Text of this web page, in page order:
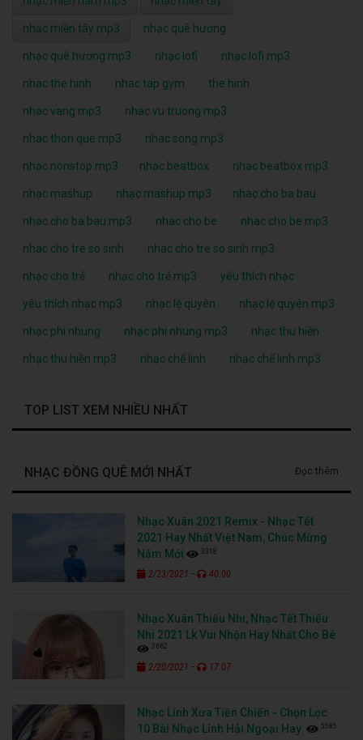
nhạc miền tây mp3 nhạc quê hương
nhạc quê hương mp3 nhạc lofi nhạc lofi mp3
nhac the hinh nhac tap gym the hinh
nhac vang mp3 nhac vu truong mp3
nhac thon que mp3 nhac song mp3
nhac nonstop mp3 nhac beatbox nhac beatbox mp3
nhạc mashup nhạc mashup mp3 nhac cho ba bau
nhac cho ba bau mp3 nhac cho be nhac cho be mp3
nhac cho tre so sinh nhac cho tre so sinh mp3
nhạc cho trẻ nhạc cho trẻ mp3 yêu thích nhạc
yêu thích nhạc mp3 nhạc lệ quyên nhạc lệ quyên mp3
nhạc phi nhung nhạc phi nhung mp3 nhạc thu hiền
nhạc thu hiền mp3 nhạc chế linh nhạc chế linh mp3
TOP LIST XEM NHIỀU NHẤT
NHẠC ĐỒNG QUÊ MỚI NHẤT Đọc thêm
Nhạc Xuân 2021 Remix - Nhạc Tết
2021 Hay Nhất Việt Nam, Chúc Mừng
Năm Mới
3318
2/23/2021 - 40:00
Nhạc Xuân Thiếu Nhi, Nhạc Tết Thiếu
Nhi 2021 Lk Vui Nhộn Hay Nhất Cho Bé
3662
2/20/2021 - 17:07
Nhạc Lính Xưa Tiền Chiến - Chọn Lọc
10 Bài Nhạc Lính Hải Ngoại Hay
5585